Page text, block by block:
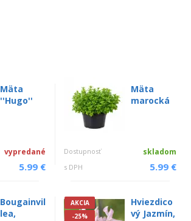
Mäta
''Hugo''
vypredané
5.99 €
Mäta
marocká
Dostupnosť skladom
s DPH 5.99 €
Bougainvil
lea,
AKCIA
-25%
Hviezdico
vý Jazmín,